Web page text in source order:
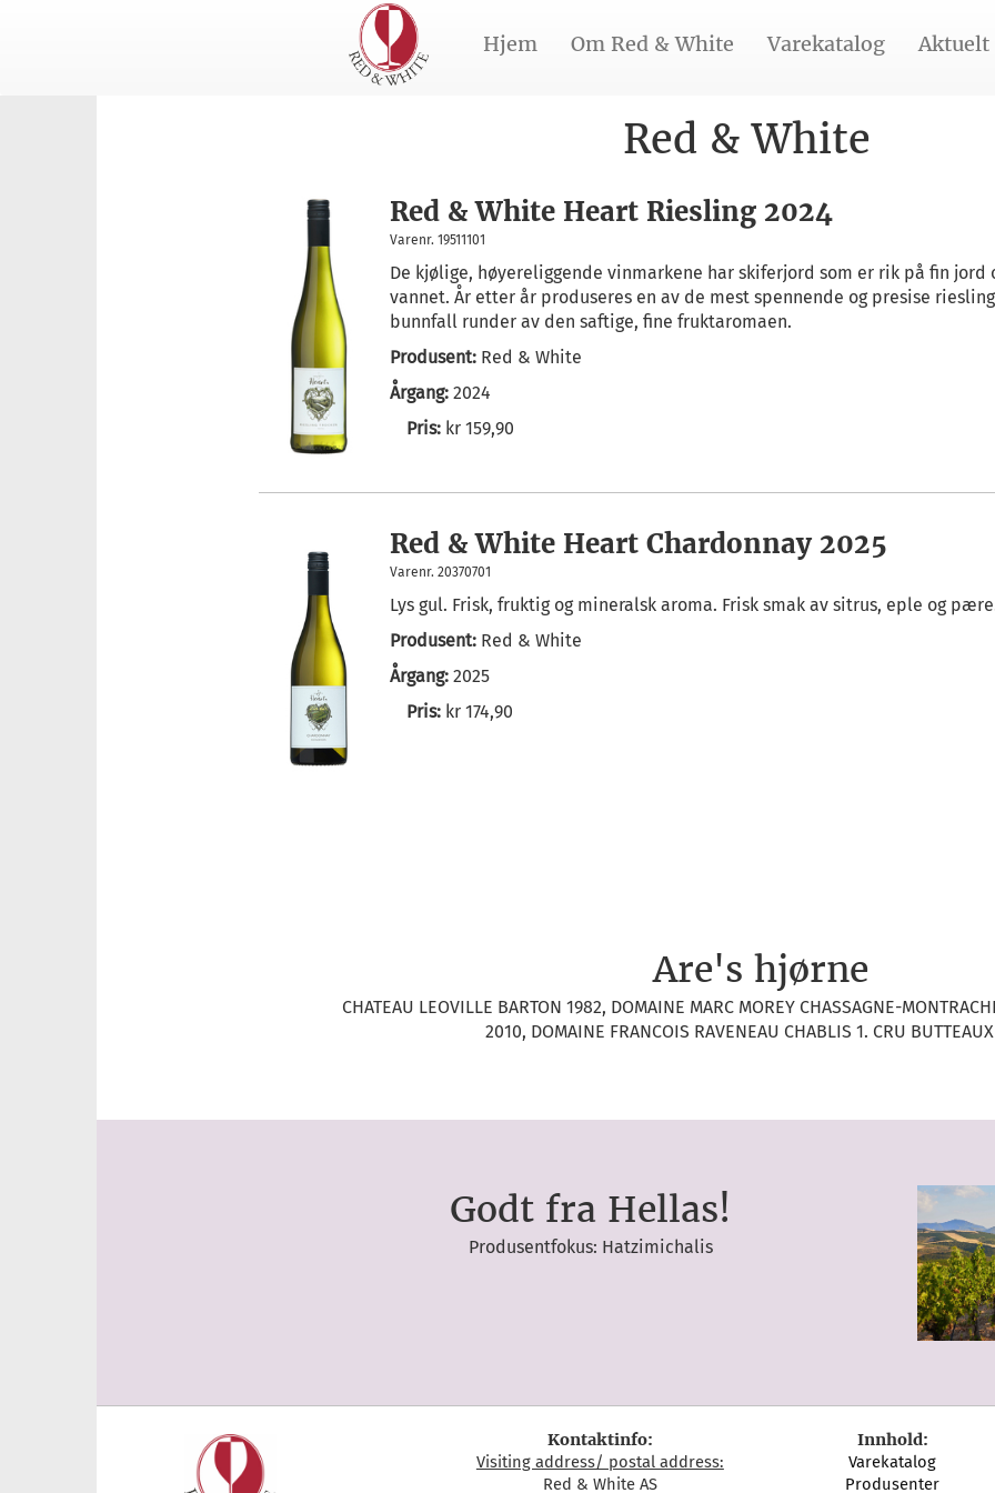
Hjem Om Red & White Varekatalog Aktuelt
Red & White
Red & White Heart Riesling 2024
Varenr. 19511101
De kjølige, høyereliggende vinmarkene har skiferjord som er rik på fin
vannet. År etter år produseres en av de mest spennende og presise
bunnfall runder av den saftige, fine fruktaromaen.
Produsent: Red & White
Årgang: 2024
Pris: kr 159,90
Red & White Heart Chardonnay 2025
Varenr. 20370701
Lys gul. Frisk, fruktig og mineralsk aroma. Frisk smak av sitrus, eple og
Produsent: Red & White
Årgang: 2025
Pris: kr 174,90
Are's hjørne
CHATEAU LEOVILLE BARTON 1982, DOMAINE MARC MOREY CHASSAGNE-
2010, DOMAINE FRANCOIS RAVENEAU CHABLIS 1. CRU
Godt fra Hellas!
Produsentfokus: Hatzimichalis
Kontaktinfo:
Visiting address/ postal address:
Red & White AS
Innhold:
Varekatalog
Produsenter